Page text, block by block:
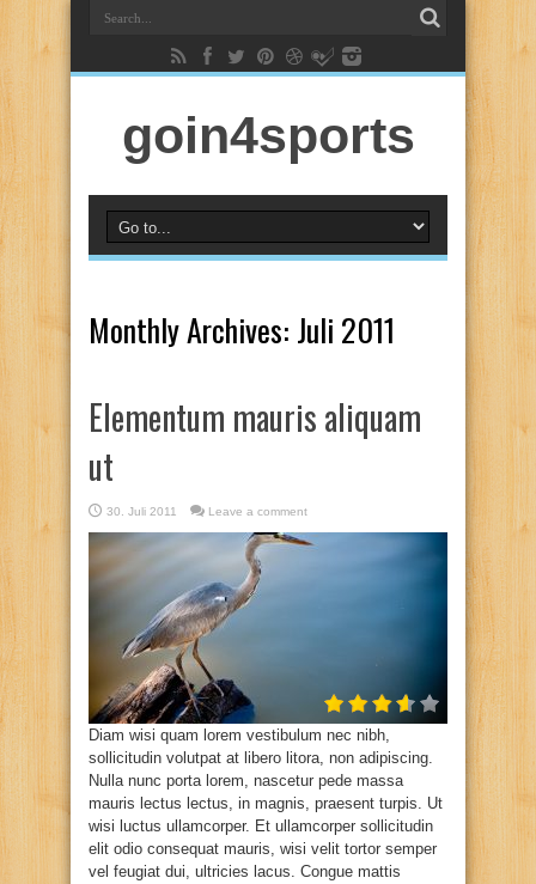
goin4sports
Monthly Archives: Juli 2011
Elementum mauris aliquam
ut
30. Juli 2011 Leave a comment
Diam wisi quam lorem vestibulum nec nibh,
sollicitudin volutpat at libero litora, non adipiscing.
Nulla nunc porta lorem, nascetur pede massa
mauris lectus lectus, in magnis, praesent turpis. Ut
wisi luctus ullamcorper. Et ullamcorper sollicitudin
elit odio consequat mauris, wisi velit tortor semper
vel feugiat dui, ultricies lacus. Congue mattis